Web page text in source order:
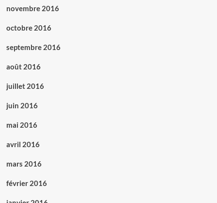
novembre 2016
octobre 2016
septembre 2016
août 2016
juillet 2016
juin 2016
mai 2016
avril 2016
mars 2016
février 2016